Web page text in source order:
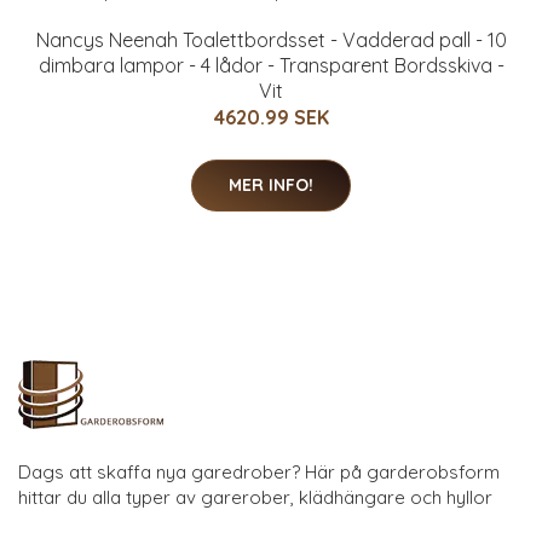
Nancys Neenah Toalettbordsset - Vadderad pall - 10
dimbara lampor - 4 lådor - Transparent Bordsskiva -
Vit
4620.99 SEK
MER INFO!
Dags att skaffa nya garedrober? Här på garderobsform
hittar du alla typer av garerober, klädhängare och hyllor